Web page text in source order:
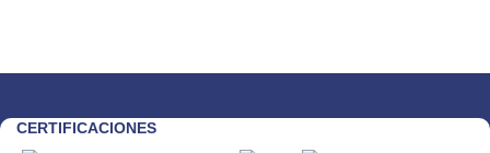
CERTIFICACIONES